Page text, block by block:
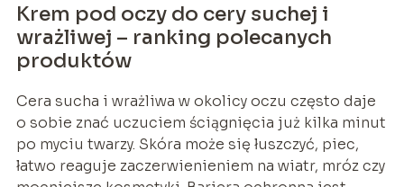
Krem pod oczy do cery suchej i
wrażliwej – ranking polecanych
produktów
Cera sucha i wrażliwa w okolicy oczu często daje
o sobie znać uczuciem ściągnięcia już kilka minut
po myciu twarzy. Skóra może się łuszczyć, piec,
łatwo reaguje zaczerwienieniem na wiatr, mróz czy